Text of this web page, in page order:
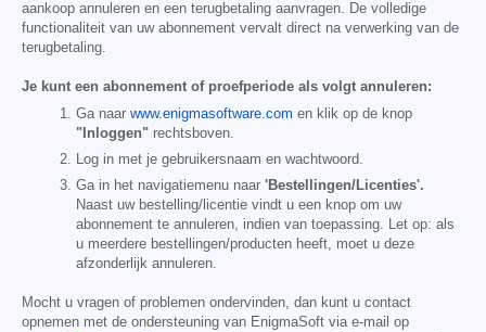
aankoop annuleren en een terugbetaling aanvragen. De volledige
functionaliteit van uw abonnement vervalt direct na verwerking van de
terugbetaling.
Je kunt een abonnement of proefperiode als volgt annuleren:
Ga naar www.enigmasoftware.com en klik op de knop
"Inloggen" rechtsboven.
Log in met je gebruikersnaam en wachtwoord.
Ga in het navigatiemenu naar 'Bestellingen/Licenties'.
Naast uw bestelling/licentie vindt u een knop om uw
abonnement te annuleren, indien van toepassing. Let op: als
u meerdere bestellingen/producten heeft, moet u deze
afzonderlijk annuleren.
Mocht u vragen of problemen ondervinden, dan kunt u contact
opnemen met de ondersteuning van EnigmaSoft via e-mail op